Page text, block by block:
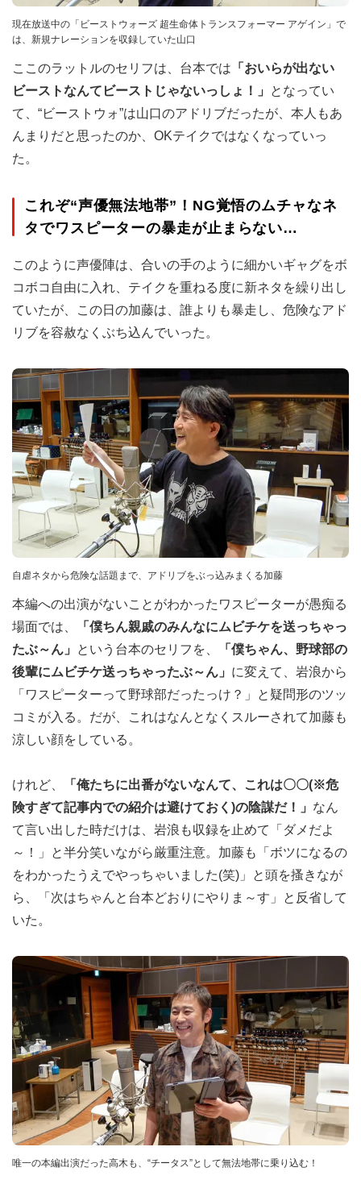
現在放送中の「ビーストウォーズ 超生命体トランスフォーマー アゲイン」で
は、新規ナレーションを収録していた山口
ここのラットルのセリフは、台本では 「おいらが出ない
ビーストなんてビーストじゃないっしょ！」
となってい
て、“ビーストウォ”は山口のアドリブだったが、本人もあ
んまりだと思ったのか、OKテイクではなくなっていっ
た。
これぞ“声優無法地帯”！NG覚悟のムチャなネ
タでワスピーターの暴走が止まらない…
このように声優陣は、合いの手のように細かいギャグをボ
コボコ自由に入れ、テイクを重ねる度に新ネタを繰り出し
ていたが、この日の加藤は、誰よりも暴走し、危険なアド
リブを容赦なくぶち込んでいった。
自虐ネタから危険な話題まで、アドリブをぶっ込みまくる加藤
本編への出演がないことがわかったワスピーターが愚痴る
場面では、
「僕ちん親戚のみんなにムビチケを送っちゃっ
たぶ～ん」
という台本のセリフを、
「僕ちゃん、野球部の
後輩にムビチケ送っちゃったぶ～ん」 に変えて、岩浪から
「ワスピーターって野球部だったっけ？」と疑問形のツッ
コミが入る。だが、これはなんとなくスルーされて加藤も
涼しい顔をしている。
けれど、
「俺たちに出番がないなんて、これは〇〇(※危
険すぎて記事内での紹介は避けておく)の陰謀だ！」 なん
て言い出した時だけは、岩浪も収録を止めて「ダメだよ
～！」と半分笑いながら厳重注意。加藤も「ボツになるの
をわかったうえでやっちゃいました(笑)」と頭を搔きなが
ら、「次はちゃんと台本どおりにやりま～す」と反省して
いた。
唯一の本編出演だった高木も、“チータス”として無法地帯に乗り込む！